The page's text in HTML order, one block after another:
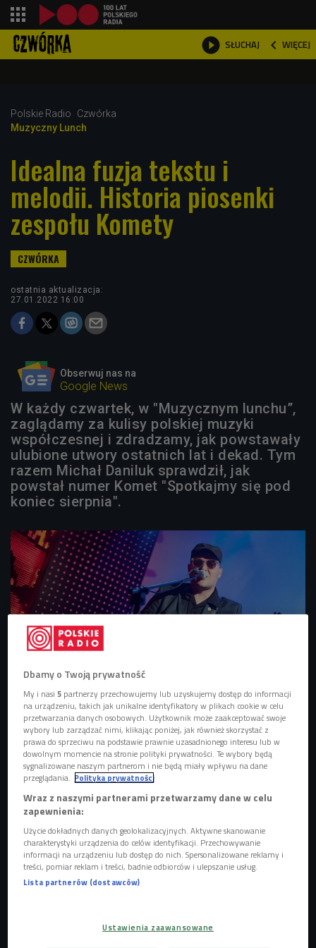
 SŁUCHAJ  WIĘCEJ

Polskie Radio
Czwórka
Muzyczny Lunch
Idealna fuzja tekstu i
melodii. Historia piosenki
zespołu Komety
ostatnia aktualizacja:
27.01.2022 16:00
Obserwuj nas na
Google News
W każdy czwartek, w "Muzycznym lunchu”,
zaglądamy za kulisy polskiej muzyki
współczesnej i zdradzamy, jak powstawały
ulubione utwory ostatnich lat i dekad. Tym
razem Michał Daniluk sprawdził, jak
powstał numer Komet "Spotkajmy się pod
koniec sierpnia".
Lesław Strybel i Komety podczas koncertu w naszym studiu
Foto: Wojciech
Adam Jurzyk/Czwórka
Grupa dowodzona przez Lesławauznawana jest za jeden z
najważniejszych zespołów alternatywnych XXl wieku .
Komety powstały w 2003 roku, nagrały siedem płyt
studyjnych i dwie koncertowe, a ich twórczość zjednała im
fanów nie tylko w kraju, ale i za granicą. Zespół koncertował
m.in. w Anglii, Szwecji, Niemczech i Meksyku, gdzie ukazał
się anglojęzyczny album zawierający ich największe
przeboje.
W 2007 roku Komety wydały płytę "Akcja v1", która także
Dbamy o Twoją prywatność
My i nasi5 partnerzy przechowujemy lub uzyskujemy dostęp do informacji
na urządzeniu, takich jak unikalne identyfikatory w plikach cookie w celu
przetwarzania danych osobowych. Użytkownik może zaakceptować swoje
wybory lub zarządzać nimi, klikając poniżej, jak również skorzystać z
prawa do sprzeciwu na podstawie prawnie uzasadnionego interesu lub w
dowolnym momencie na stronie polityki prywatności. Te wybory będą
sygnalizowane naszym partnerom i nie będą miały wpływu na dane
przeglądania. Polityka prywatności
Wraz z naszymi partnerami przetwarzamy dane w celu
zapewnienia:
Użycie dokładnych danych geolokalizacyjnych. Aktywne skanowanie
charakterystyki urządzenia do celów identyfikacji. Przechowywanie
informacji na urządzeniu lub dostęp do nich. Spersonalizowane reklamy i
treści, pomiar reklam i treści, badnie odbiorców i ulepszanie usług.
Lista partnerów (dostawców)
Ustawienia zaawansowane